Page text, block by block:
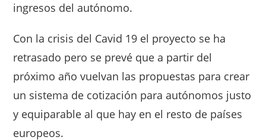
ingresos del autónomo.
Con la crisis del Cavid 19 el proyecto se ha
retrasado pero se prevé que a partir del
próximo año vuelvan las propuestas para crear
un sistema de cotización para autónomos justo
y equiparable al que hay en el resto de países
europeos.